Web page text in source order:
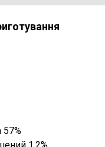
57%